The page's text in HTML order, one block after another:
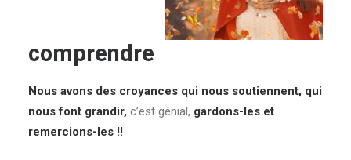
comprendre
Nous avons des croyances qui nous soutiennent, qui
nous font grandir, c’est génial, gardons-les et
remercions-les !!